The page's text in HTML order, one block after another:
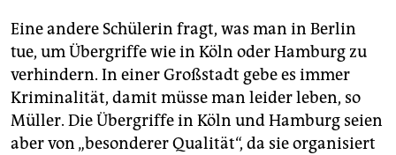
Eine andere Schülerin fragt, was man in Berlin
tue, um Übergriffe wie in Köln oder Hamburg zu
verhindern. In einer Großstadt gebe es immer
Kriminalität, damit müsse man leider leben, so
Müller. Die Übergriffe in Köln und Hamburg seien
aber von „besonderer Qualität“, da sie organisiert